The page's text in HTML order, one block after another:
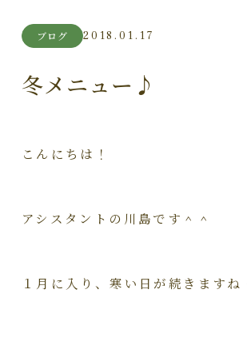
ブログ 2018.01.17
冬メニュー♪
こんにちは！
アシスタントの川島です＾＾
１月に入り、寒い日が続きますね